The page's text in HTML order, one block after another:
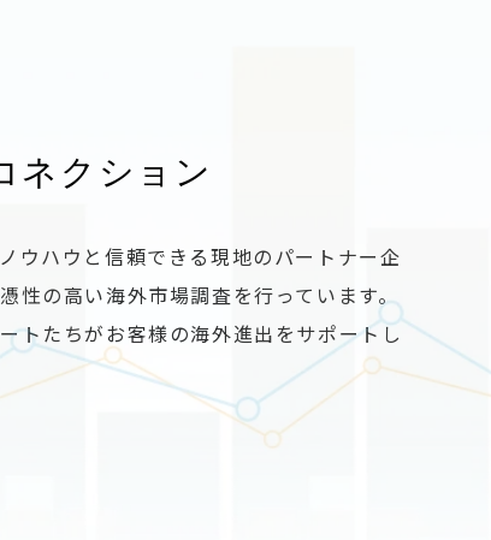
ネクション
ウハウと信頼できる現地のパートナー企
性の高い海外市場調査を行っています。
トたちがお客様の海外進出をサポートし